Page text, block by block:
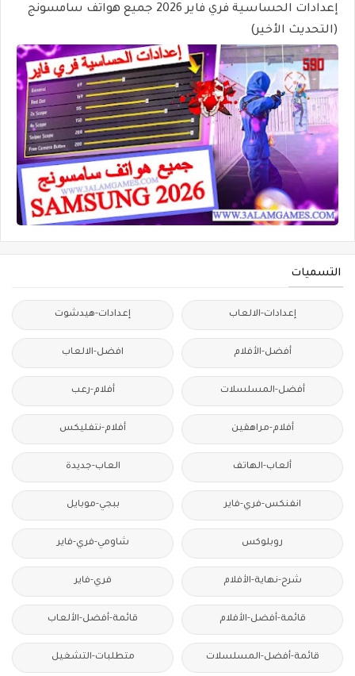
إعدادات الحساسية فري فاير 2026 جميع هواتف سامسونج
(التحديث الأخير)
التسميات
إعدادات-الالعاب إعدادات-هيدشوت
أفضل-الأفلام افضل-الالعاب
أفضل-المسلسلات أفلام-رعب
أفلام-مراهقين أفلام-نتفليكس
ألعاب-الهاتف العاب-جديدة
انفنكس-فري-فاير ببجي-موبايل
روبلوكس شاومي-فري-فاير
شرح-نهاية-الأفلام فري-فاير
قائمة-أفضل-الأفلام قائمة-أفضل-الألعاب
قائمة-أفضل-المسلسلات متطلبات-التشغيل